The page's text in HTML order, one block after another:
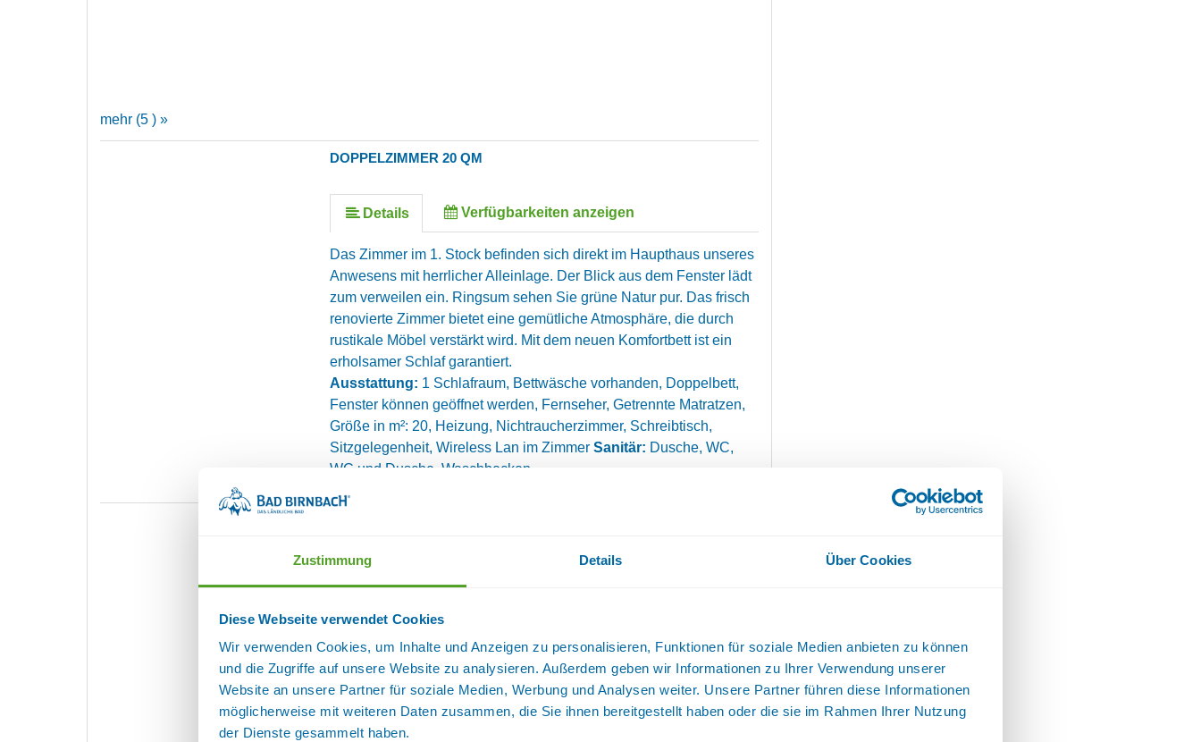
Zustimmung Details Über Cookies
Diese Webseite verwendet Cookies
Wir verwenden Cookies, um Inhalte und Anzeigen zu personalisieren, Funktionen für soziale Medien anbieten zu können
und die Zugriffe auf unsere Website zu analysieren. Außerdem geben wir Informationen zu Ihrer Verwendung unserer
Website an unsere Partner für soziale Medien, Werbung und Analysen weiter. Unsere Partner führen diese Informationen
möglicherweise mit weiteren Daten zusammen, die Sie ihnen bereitgestellt haben oder die sie im Rahmen Ihrer Nutzung
der Dienste gesammelt haben.
mehr (5 ) »
DOPPELZIMMER 20 QM
Details Verfügbarkeiten anzeigen
Das Zimmer im 1. Stock befinden sich direkt im Haupthaus unseres
Anwesens mit herrlicher Alleinlage. Der Blick aus dem Fenster lädt
zum verweilen ein. Ringsum sehen Sie grüne Natur pur. Das frisch
renovierte Zimmer bietet eine gemütliche Atmosphäre, die durch
rustikale Möbel verstärkt wird. Mit dem neuen Komfortbett ist ein
erholsamer Schlaf garantiert.
Ausstattung: 1 Schlafraum, Bettwäsche vorhanden, Doppelbett,
Fenster können geöffnet werden, Fernseher, Getrennte Matratzen,
Größe in m²: 20, Heizung, Nichtraucherzimmer, Schreibtisch,
Sitzgelegenheit, Wireless Lan im Zimmer Sanitär: Dusche, WC,
WC und Dusche, Waschbecken
Das Zimmer befinden sich in unserem Haupthaus des Anwesens
renoviert. Die rustikale Ausstattung verleiht dem Doppelzimmer
eine gemütliche Atmosphäre.
Die neuen Komfortbetten sorgen für einen erholsamen Schlaf. Eine
bequeme Sitzmöglichkeit lädt zum Verweilen ein. Beim Blick aus